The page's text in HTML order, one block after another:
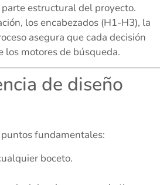
estructural del proyecto.
los encabezados (H1-H3), la
asegura que cada decisión
motores de búsqueda.
de diseño
fundamentales:
boceto.